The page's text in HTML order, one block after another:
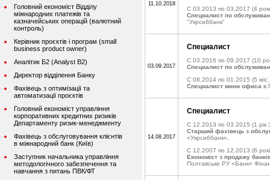
Головний економіст Відділу
міжнародних платежів та
казначейських операцій (валютний
контроль)
Керівник проєктів і програм (small
business product owner)
Аналітик Б2 (Analyst B2)
Директор відділення Банку
Фахівець з оптимізації та
автоматизації проєктів
Головний економіст управління
корпоративних кредитних ризиків
Департаменту ризик-менеджменту
Фахівець з обслуговування клієнтів
в міжнародний банк (Київ)
Заступник начальника управління
методологічного забезпечення та
навчання з питань ПВК/ФТ
11.10.2018
C 03.2013 по 03.2017 (4
Специалист по
"Укрсиббанк"
03.09.2017
Специалист
C 03.2016 по 09.2017 (10
Специалист по
C 08.2014 по 01.2015 (5
Специалист мини офиса в
14.08.2017
Специалист
C 12.2013 по 03.2015 (1 рік
Старший фахівець з
«Укрсиббанк»,
C 12.2007 по 12.2013 (6
Економіст з продажу
Полтавське РУ «Банк»